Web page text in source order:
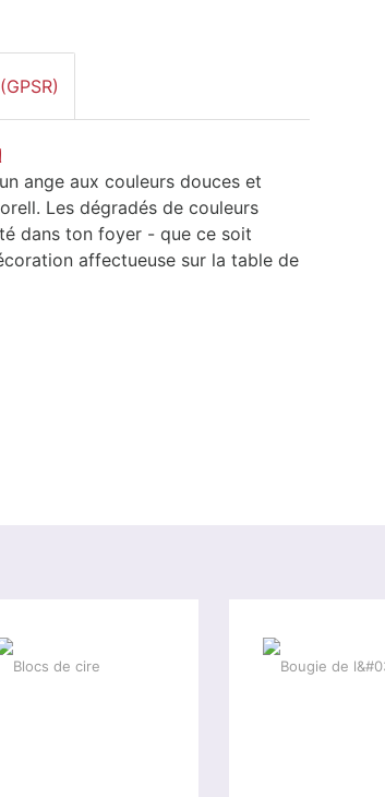
ange aux couleurs douces et
Les dégradés de couleurs
dans ton foyer - que ce soit
affectueuse sur la table de